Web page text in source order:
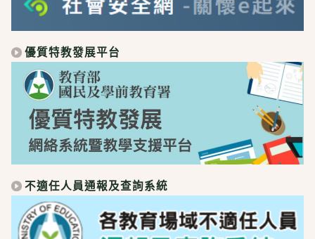
優質特教發展平台
不適任人員通報及查詢系統